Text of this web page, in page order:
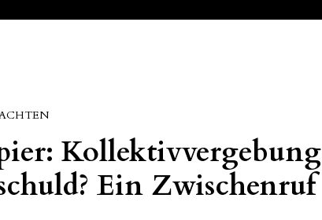
Kollektivvergebung
Ein Zwischenruf